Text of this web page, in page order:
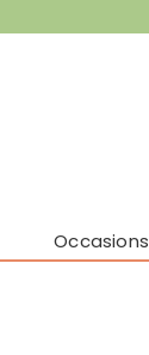
Occasions